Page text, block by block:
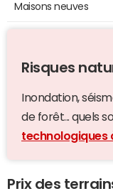
Maisons neuves
Risques
Inondation,
de forêt... quels
technologiques
Prix des